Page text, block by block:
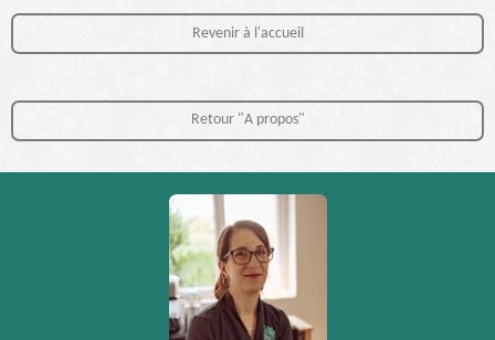
Revenir à l'accueil
Retour "A propos"